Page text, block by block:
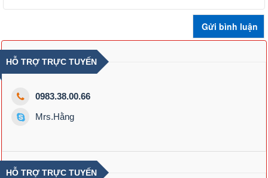
HỖ TRỢ TRỰC TUYẾN
0983.38.00.66
Mrs.Hằng
HỖ TRỢ TRỰC TUYẾN